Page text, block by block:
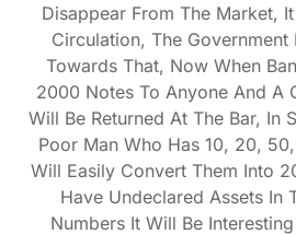
Disappear From The Market,
Circulation, The Government
Towards That, Now When
2000 Notes To Anyone And A
Will Be Returned At The Bar, In
Poor Man Who Has 10, 20,
Will Easily Convert Them Into
Have Undeclared Assets In
Numbers It Will Be